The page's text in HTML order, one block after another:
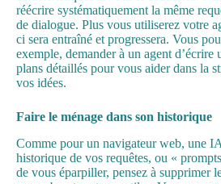
réécrire systématiquement la même
de dialogue. Plus vous utiliserez votre
ci sera entraîné et progressera. Vous
exemple, demander à un agent d’écrire
plans détaillés pour vous aider dans la
vos idées.
Faire le ménage dans son historique
Comme pour un navigateur web, une
historique de vos requêtes, ou «
de vous éparpiller, pensez à supprimer